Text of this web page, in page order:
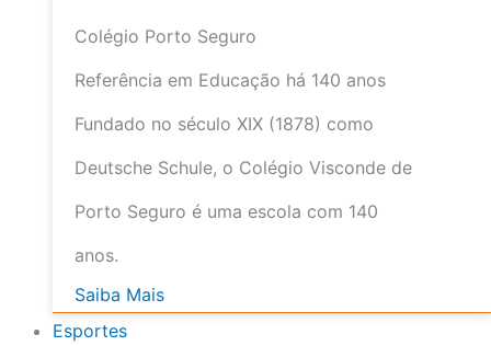
Colégio Porto Seguro
Referência em Educação há 140 anos
Fundado no século XIX (1878) como
Deutsche Schule, o Colégio Visconde de
Porto Seguro é uma escola com 140
anos.
Saiba Mais
Esportes